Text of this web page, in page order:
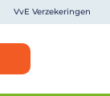
VvE Verzekeringen